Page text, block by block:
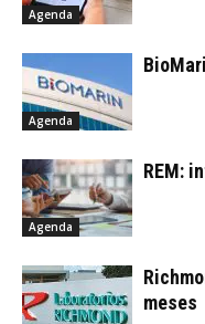
Agenda
Agenda
Agenda
REM:
meses